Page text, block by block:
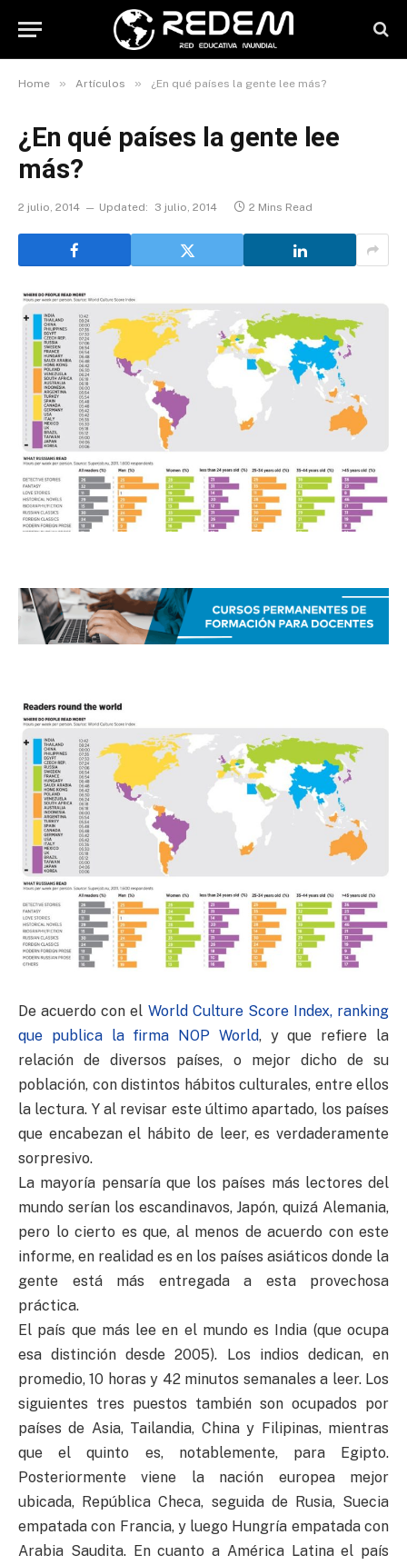
Home » Artículos » ¿En qué países la gente lee más?
¿En qué países la gente lee
más?
2 julio, 2014 Updated: 3 julio, 2014 2 Mins Read
De acuerdo con el World Culture Score Index, ranking
que publica la firma NOP World, y que refiere la
relación de diversos países, o mejor dicho de su
población, con distintos hábitos culturales, entre ellos
la lectura. Y al revisar este último apartado, los países
que encabezan el hábito de leer, es verdaderamente
sorpresivo.
La mayoría pensaría que los países más lectores del
mundo serían los escandinavos, Japón, quizá Alemania,
pero lo cierto es que, al menos de acuerdo con este
informe, en realidad es en los países asiáticos donde la
gente está más entregada a esta provechosa
práctica.
El país que más lee en el mundo es India (que ocupa
esa distinción desde 2005). Los indios dedican, en
promedio, 10 horas y 42 minutos semanales a leer. Los
siguientes tres puestos también son ocupados por
países de Asia, Tailandia, China y Filipinas, mientras
que el quinto es, notablemente, para Egipto.
Posteriormente viene la nación europea mejor
ubicada, República Checa, seguida de Rusia, Suecia
empatada con Francia, y luego Hungría empatada con
Arabia Saudita. En cuanto a América Latina el país